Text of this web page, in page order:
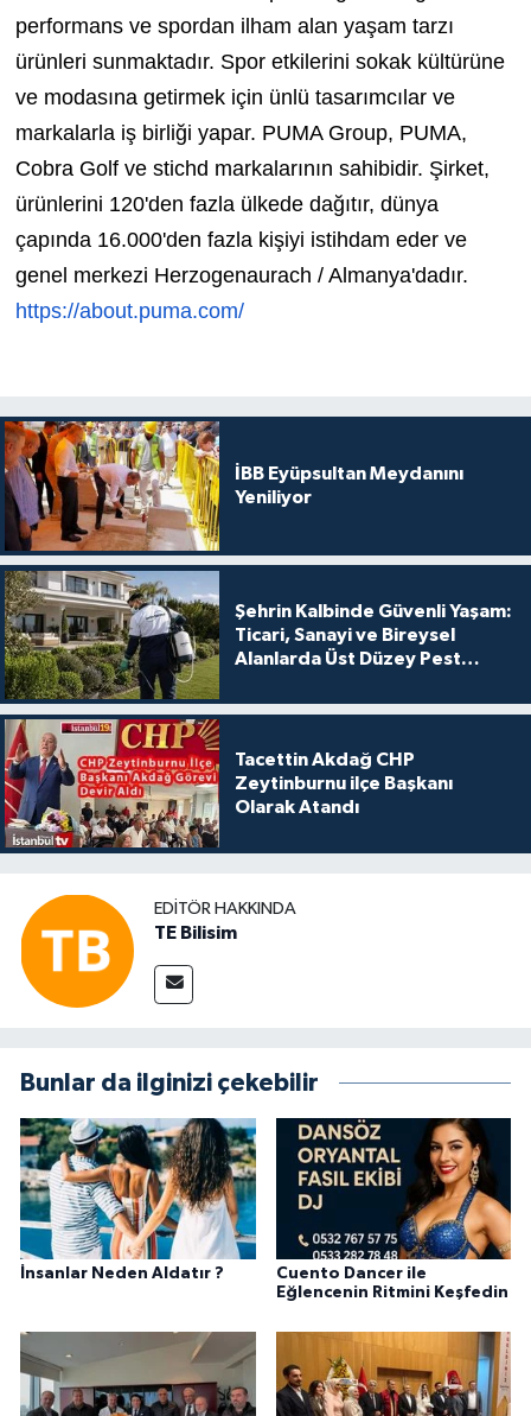
performans ve spordan ilham alan yaşam tarzı
ürünleri sunmaktadır. Spor etkilerini sokak kültürüne
ve modasına getirmek için ünlü tasarımcılar ve
markalarla iş birliği yapar. PUMA Group, PUMA,
Cobra Golf ve stichd markalarının sahibidir. Şirket,
ürünlerini 120'den fazla ülkede dağıtır, dünya
çapında 16.000'den fazla kişiyi istihdam eder ve
genel merkezi Herzogenaurach / Almanya'dadır.
https://about.puma.com/
İBB Eyüpsultan Meydanını
Yeniliyor
Şehrin Kalbinde Güvenli Yaşam:
Ticari, Sanayi ve Bireysel
Alanlarda Üst Düzey Pest
Tacettin Akdağ CHP
Zeytinburnu ilçe Başkanı
Olarak Atandı
EDITÖR HAKKINDA
TE Bilisim
Bunlar da ilginizi çekebilir
İnsanlar Neden Aldatır ?
Cuento Dancer ile
Eğlencenin Ritmini Keşfedin